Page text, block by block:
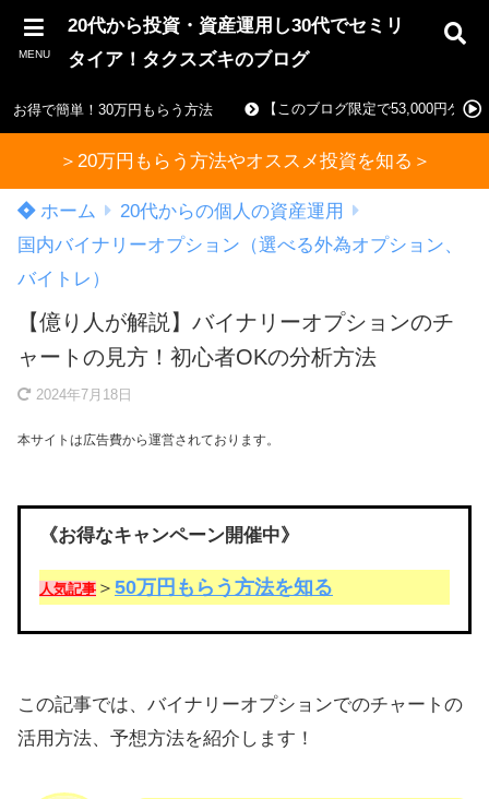
MENU
20代から投資・資産運用し30代でセミリ
タイア！タクスズキのブログ
お得で簡単！30万円もらう方法 【このブログ限定で53,000円ゲッ
＞20万円もらう方法やオススメ投資を知る＞
ホーム
20代からの個人の資産運用
国内バイナリーオプション（選べる外為オプション、
バイトレ）
【億り人が解説】バイナリーオプションのチ
ャートの見方！初心者OKの分析方法
2024年7月18日
本サイトは広告費から運営されております。
《お得なキャンペーン開催中》
人気記事 ＞ 50万円もらう方法を知る
この記事では、バイナリーオプションでのチャートの
活用方法、予想方法を紹介します！